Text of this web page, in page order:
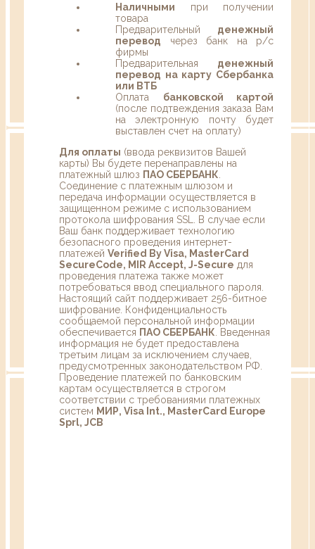
Наличными при получении
товара
Предварительный денежный
перевод через банк на р/с
фирмы
Предварительная денежный
перевод на карту Сбербанка
или ВТБ
Оплата банковской картой
(после подтвеждения заказа Вам
на электронную почту будет
выставлен счет на оплату)
Для оплаты (ввода реквизитов Вашей
карты) Вы будете перенаправлены на
платежный шлюз ПАО СБЕРБАНК
Соединение с платежным шлюзом и
передача информации осуществляется в
защищенном режиме с использованием
протокола шифрования SSL. В случае если
Ваш банк поддерживает технологию
безопасного проведения интернет-
платежей Verified By Visa, MasterCard
SecureCode, MIR Accept, J-Secure для
проведения платежа также может
потребоваться ввод специального пароля.
Настоящий сайт поддерживает 256-битное
шифрование. Конфиденциальность
сообщаемой персональной информации
обеспечивается ПАО СБЕРБАНК . Введенная
информация не будет предоставлена
третьим лицам за исключением случаев,
предусмотренных законодательством РФ.
Проведение платежей по банковским
картам осуществляется в строгом
соответствии с требованиями платежных
систем МИР, Visa Int., MasterCard Europe
Sprl, JCB